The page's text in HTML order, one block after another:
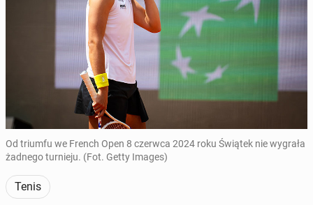
Od triumfu we French Open 8 czerwca 2024 roku Świątek nie wygrała
żadnego turnieju. (Fot. Getty Images)
Tenis